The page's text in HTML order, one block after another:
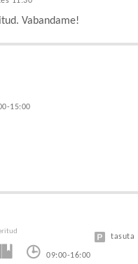
Vabandame!
15:00
09:00-16:00
tasuta